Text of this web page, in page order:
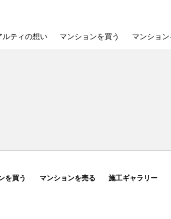
ティの想い マンションを買う マンション
を買う マンションを売る 施工ギャラリー